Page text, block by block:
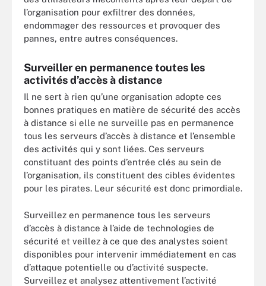
l’organisation pour exfiltrer des données,
endommager des ressources et provoquer des
pannes, entre autres conséquences.
Surveiller en permanence toutes les
activités d’accès à distance
Il ne sert à rien qu’une organisation adopte ces
bonnes pratiques en matière de sécurité des accès
à distance si elle ne surveille pas en permanence
tous les serveurs d’accès à distance et l’ensemble
des activités qui y sont liées. Ces serveurs
constituant des points d’entrée clés au sein de
l’organisation, ils constituent des cibles évidentes
pour les pirates. Leur sécurité est donc primordiale.
Surveillez en permanence tous les serveurs
d’accès à distance à l’aide de technologies de
sécurité et veillez à ce que des analystes soient
disponibles pour intervenir immédiatement en cas
d’attaque potentielle ou d’activité suspecte.
Surveillez et analysez attentivement l’activité